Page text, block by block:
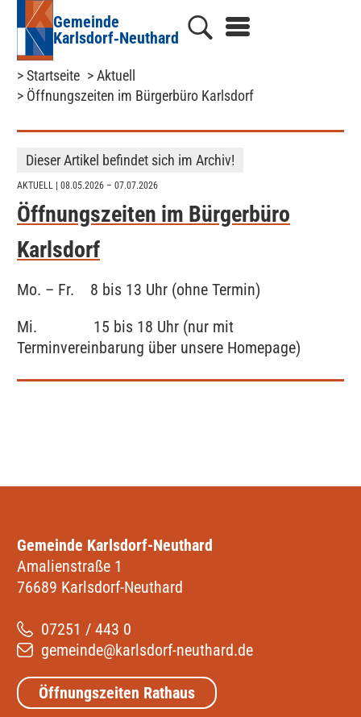
Gemeinde
Karlsdorf‑Neuthard
> Startseite > Aktuell
> Öffnungszeiten im Bürgerbüro Karlsdorf
Dieser Artikel befindet sich im Archiv!
AKTUELL | 08.05.2026 – 07.07.2026
Öffnungszeiten im Bürgerbüro
Karlsdorf
Mo. – Fr. 8 bis 13 Uhr (ohne Termin)
Mi. 15 bis 18 Uhr (nur mit
Terminvereinbarung über unsere Homepage)
Gemeinde Karlsdorf-Neuthard
Amalienstraße 1
76689 Karlsdorf-Neuthard
07251 / 443 0
gemeinde@karlsdorf-neuthard.de
Öffnungszeiten Rathaus